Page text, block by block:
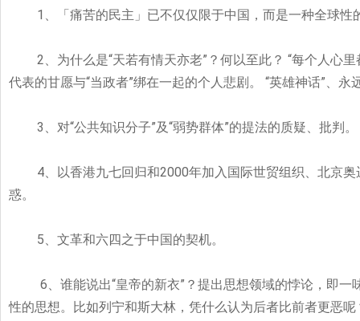
1 、「痛苦的民主」已不仅仅限于中国，而是一种全球性
2、为什么是“天若有情天亦老”？何以至此？ “每个人心里
代表的甘愿与“当政者”绑在一起的个人悲剧。 “英雄神话”、永
3 、对“公共知识分子”及“弱势群体”的提法的质疑、批判。
4、以香港九七回归和2000年加入国际世贸组织、北京
惑。
5、文革和六四之于中国的契机。
6、谁能说出“皇帝的新衣”？提出思想领域的悖论，即
性的思想。比如列宁和斯大林，凭什么认为后者比前者更恶